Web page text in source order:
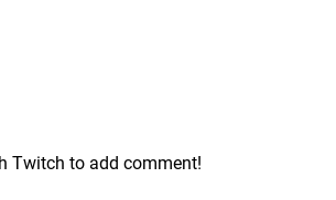
Twitch to add comment!